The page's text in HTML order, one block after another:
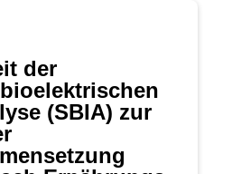
der
(SBIA) zur